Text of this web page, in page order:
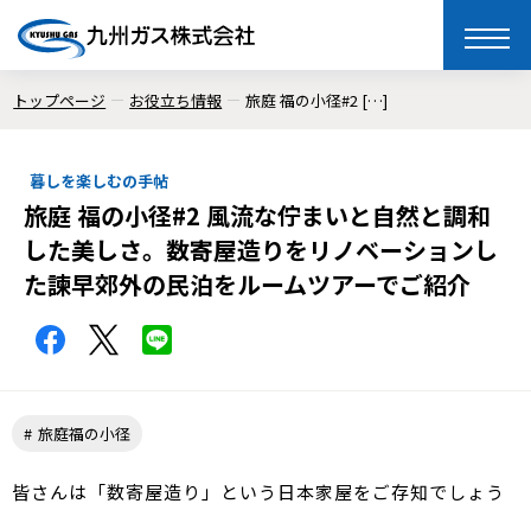
toggle
トップページ お役立ち情報 旅庭 福の小径#2 […]
暮しを楽しむの手帖
旅庭 福の小径#2 風流な佇まいと自然と調和
した美しさ。数寄屋造りをリノベーションし
た諫早郊外の民泊をルームツアーでご紹介
旅庭福の小径
皆さんは「数寄屋造り」という日本家屋をご存知でしょう